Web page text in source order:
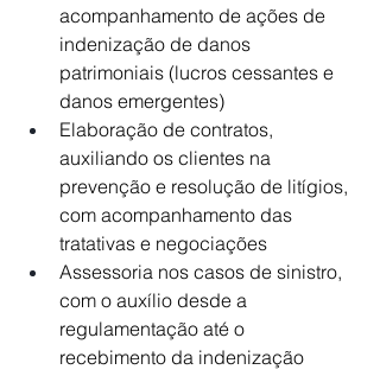
acompanhamento de ações de
indenização de danos
patrimoniais (lucros cessantes e
danos emergentes)
Elaboração de contratos,
auxiliando os clientes na
prevenção e resolução de litígios,
com acompanhamento das
tratativas e negociações
Assessoria nos casos de sinistro,
com o auxílio desde a
regulamentação até o
recebimento da indenização